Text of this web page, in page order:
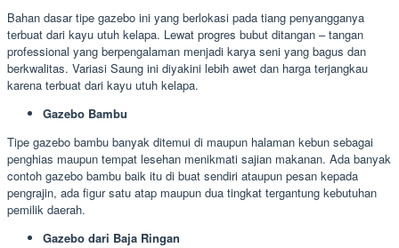
Bahan dasar tipe gazebo ini yang berlokasi pada tiang penyangganya
terbuat dari kayu utuh kelapa. Lewat progres bubut ditangan – tangan
professional yang berpengalaman menjadi karya seni yang bagus dan
berkwalitas. Variasi Saung ini diyakini lebih awet dan harga terjangkau
karena terbuat dari kayu utuh kelapa.
Gazebo Bambu
Tipe gazebo bambu banyak ditemui di maupun halaman kebun sebagai
penghias maupun tempat lesehan menikmati sajian makanan. Ada banyak
contoh gazebo bambu baik itu di buat sendiri ataupun pesan kepada
pengrajin, ada figur satu atap maupun dua tingkat tergantung kebutuhan
pemilik daerah.
Gazebo dari Baja Ringan